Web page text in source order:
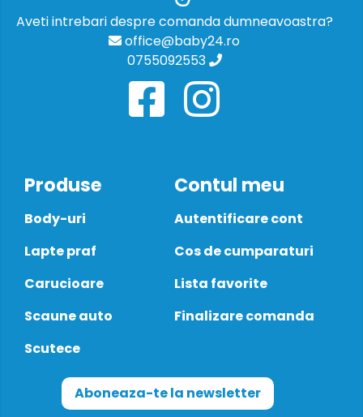
Aveti intrebari despre comanda dumneavoastra?
office@baby24.ro
0755092553
Produse
Body-uri
Lapte praf
Carucioare
Scaune auto
Scutece
Contul meu
Autentificare cont
Cos de cumparaturi
Lista favorite
Finalizare comanda
Aboneaza-te la newsletter